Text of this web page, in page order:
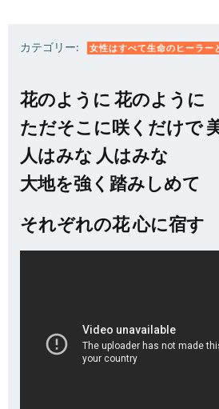
カテゴリー: 女性はすべて生命のヒーラー
花のように 花のように
ただそこに咲くだけで
人はみな 人はみな
大地を強く踏みしめて
それぞれの花 心に宿す